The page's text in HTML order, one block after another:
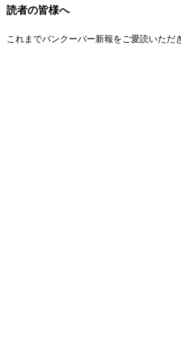
読者の皆様へ
これまでバンクーバー新報をご愛読いただ